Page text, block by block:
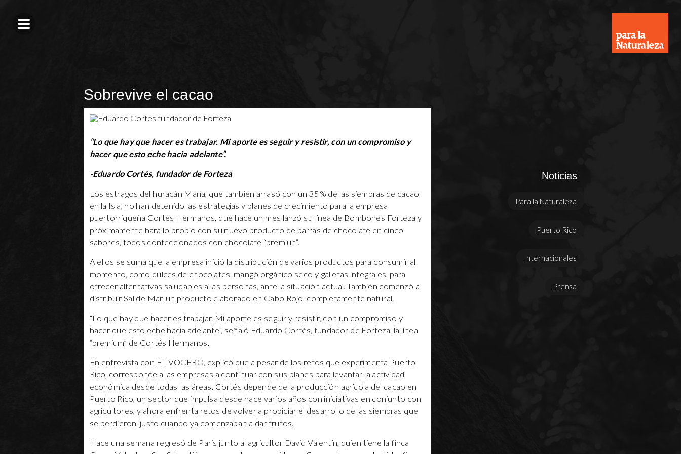
Sobrevive el cacao
“Lo que hay que hacer es trabajar. Mi aporte es seguir y resistir, con un compromiso y
hacer que esto eche hacia adelante”.
-Eduardo Cortés, fundador de Forteza
Los estragos del huracán María, que también arrasó con un 35% de las siembras de cacao
en la Isla, no han detenido las estrategias y planes de crecimiento para la empresa
puertorriqueña Cortés Hermanos, que hace un mes lanzó su línea de Bombones Forteza y
próximamente hará lo propio con su nuevo producto de barras de chocolate en cinco
sabores, todos confeccionados con chocolate “premiun”.
A ellos se suma que la empresa inició la distribución de varios productos para consumir al
momento, como dulces de chocolates, mangó orgánico seco y galletas integrales, para
ofrecer alternativas saludables a las personas, ante la situación actual. También comenzó a
distribuir Sal de Mar, un producto elaborado en Cabo Rojo, completamente natural.
“Lo que hay que hacer es trabajar. Mi aporte es seguir y resistir, con un compromiso y
hacer que esto eche hacia adelante”, señaló Eduardo Cortés, fundador de Forteza, la línea
“premium” de Cortés Hermanos.
En entrevista con EL VOCERO, explicó que a pesar de los retos que experimenta Puerto
Rico, corresponde a las empresas a continuar con sus planes para levantar la actividad
económica desde todas las áreas. Cortés depende de la producción agrícola del cacao en
Puerto Rico, un sector que impulsa desde hace varios años con iniciativas en conjunto con
agricultores, y ahora enfrenta retos de volver a propiciar el desarrollo de las siembras que
se perdieron, justo cuando ya comenzaban a dar frutos.
Hace una semana regresó de Paris junto al agricultor David Valentín, quien tiene la finca
Noticias
Para la Naturaleza
Puerto Rico
Internacionales
Prensa